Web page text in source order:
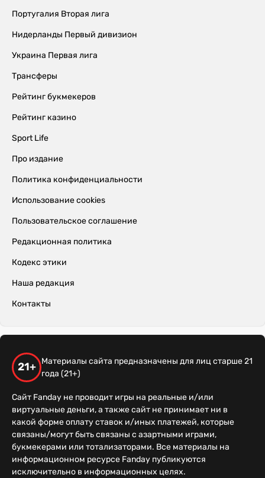
Португалия Вторая лига
Нидерланды Первый дивизион
Украина Первая лига
Трансферы
Рейтинг букмекеров
Рейтинг казино
Sport Life
Про издание
Политика конфиденциальности
Использование cookies
Пользовательское соглашение
Редакционная политика
Кодекс этики
Наша редакция
Контакты
21+
Материалы сайта предназначены для лиц старше 21
года (21+)
Сайт Fanday не проводит игры на реальные и/или
виртуальные деньги, а также сайт не принимает ни в
какой форме оплату ставок и/иных платежей, которые
связаны/могут быть связаны с азартными играми,
букмекерами или тотализаторами. Все материалы на
информационном ресурсе Fanday публикуются
исключительно в информационных целях.